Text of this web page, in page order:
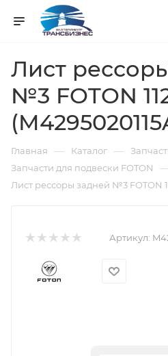
Лист
№3 FOTON
Главная — Каталог —
Запчасти для подвески FOTON
Лист рессоры задней №3 FOTON
Артикул: